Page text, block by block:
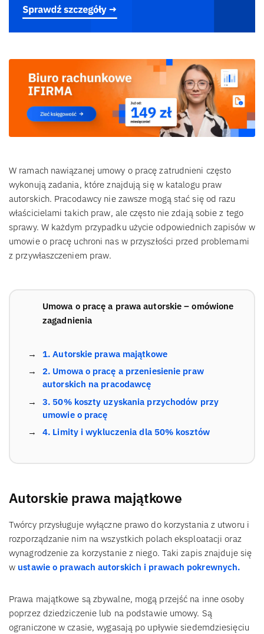
W ramach nawiązanej umowy o pracę zatrudnieni często
wykonują zadania, które znajdują się w katalogu praw
autorskich. Pracodawcy nie zawsze mogą stać się od razu
właścicielami takich praw, ale często nie zdają sobie z tego
sprawy. W każdym przypadku użycie odpowiednich zapisów w
umowie o pracę uchroni nas w przyszłości przed problemami
z przywłaszczeniem praw.
Umowa o pracę a prawa autorskie – omówione
zagadnienia
1. Autorskie prawa majątkowe
2. Umowa o pracę a przeniesienie praw
autorskich na pracodawcę
3. 50% koszty uzyskania przychodów przy
umowie o pracę
4. Limity i wykluczenia dla 50% kosztów
Autorskie prawa majątkowe
Twórcy przysługuje wyłączne prawo do korzystania z utworu i
rozporządzanie nim na wszystkich polach eksploatacji oraz
wynagrodzenie za korzystanie z niego. Taki zapis znajduje się
w ustawie o prawach autorskich i prawach pokrewnych.
Prawa majątkowe są zbywalne, mogą przejść na inne osoby
poprzez dziedziczenie lub na podstawie umowy. Są
ograniczone w czasie, wygasają po upływie siedemdziesięciu